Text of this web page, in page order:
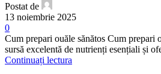
Postat de
13 noiembrie 2025
0
Cum prepari ouăle sănătos Cum prepari
sursă excelentă de nutrienți esențiali și
Continuați lectura